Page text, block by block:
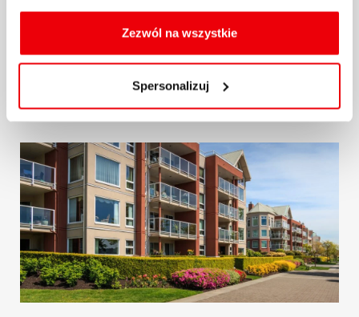
cookies, celu i sposobu korzystania z nich przez nas
oraz zmiany ustawień plików cookies a także ich
usuwania z przeglądarki internetowej, znajdują się
Zezwól na wszystkie
Spersonalizuj
2022 r. na rynku panowała względna stabilizacja.
więcej